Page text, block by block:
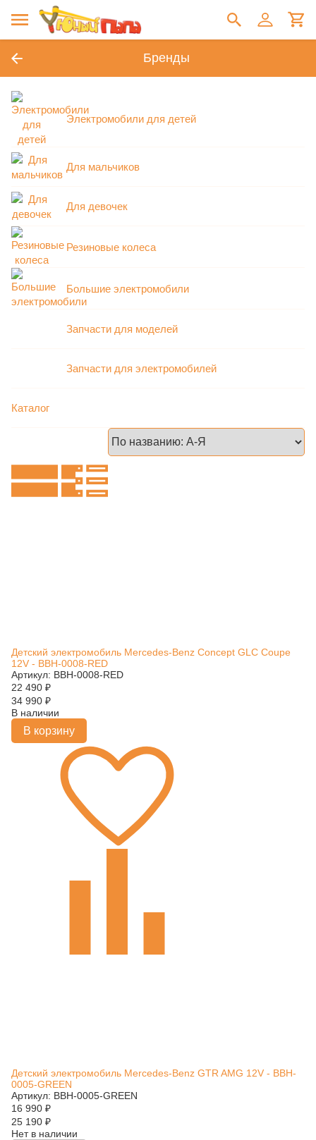
Бренды
Электромобили для детей
Для мальчиков
Для девочек
Резиновые колеса
Большие электромобили
Запчасти для моделей
Запчасти для электромобилей
Каталог
Детский электромобиль Mercedes-Benz Concept GLC Coupe
12V - BBH-0008-RED
Артикул: BBH-0008-RED
22 490 ₽
34 990 ₽
В наличии
В корзину
Детский электромобиль Mercedes-Benz GTR AMG 12V - BBH-
0005-GREEN
Артикул: BBH-0005-GREEN
16 990 ₽
25 190 ₽
Нет в наличии